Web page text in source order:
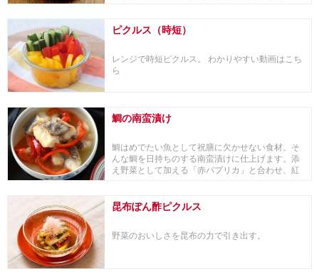
ピクルス（時短）
レンジで時短ピクルス。 わかりやすい動画はこち
ら
鯛の南蛮漬け
鯛はめでたい魚として祝膳に欠かせない食材。そ
んな鯛を日持ちのする南蛮漬けに仕上げます。添
え野菜として加える「赤パプリカ」と合わせ、紅
昆布ぽん酢ピクルス
野菜のおいしさを昆布の力で引き出す。